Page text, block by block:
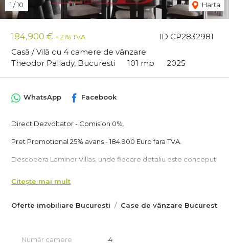
ID CP2832981
184,900 € + 21% TVA
Casă / Vilă cu 4 camere de vânzare
Theodor Pallady, Bucuresti
101 mp 2025
1 /10 Harta
Oferte imobiliare Bucuresti Case de vânzare Bucuresti
WhatsApp Facebook
Direct Dezvoltator - Comision 0%.
Pret Promotional 25% avans - 184.900 Euro fara TVA.
Descopera Laminor Villas, unde fiecare detaliu este conceput
facilitatile necesare pentru o viata linistita si relaxanta.
Casele din Laminor Villas sunt construite cu structura din beton
excelenta si un mediu de locuit solid si sigur.
Fiecare detaliu este gandit pentru a oferi functionalitate si
Citește mai mult
Număr camere 4